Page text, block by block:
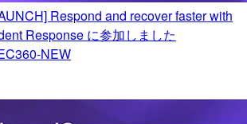
Respond and recover faster with
Response に参加しました
NEW